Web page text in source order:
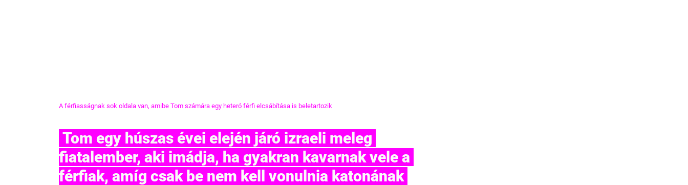
A férfiasságnak sok oldala van, amibe Tom számára egy heteró férfi elcsábítása is beletartozik
fiatalember, aki imádja, ha gyakran kavarnak vele a
férfiak, amíg csak be nem kell vonulnia katonának